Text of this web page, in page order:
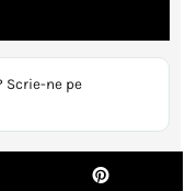
Scrie-ne pe